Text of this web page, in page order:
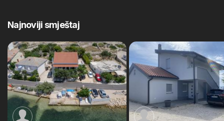
Najnoviji smještaj